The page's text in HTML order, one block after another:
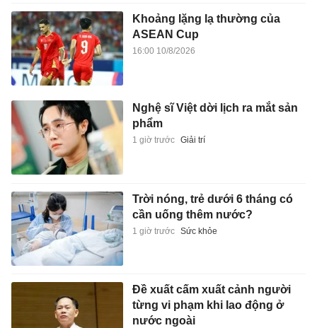
Khoảng lặng lạ thường của
ASEAN Cup
16:00 10/8/2026
Nghệ sĩ Việt dời lịch ra mắt sản
phẩm
1 giờ trước Giải trí
Trời nóng, trẻ dưới 6 tháng có
cần uống thêm nước?
1 giờ trước Sức khỏe
Đề xuất cấm xuất cảnh người
từng vi phạm khi lao động ở
nước ngoài